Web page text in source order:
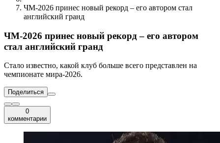
ЧМ-2026 принес новый рекорд – его автором стал
английский гранд
ЧМ-2026 принес новый рекорд – его автором
стал английский гранд
Стало известно, какой клуб больше всего представлен на
чемпионате мира-2026.
Поделиться
0
комментарии